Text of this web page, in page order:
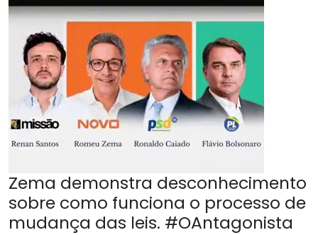
Zema demonstra desconhecimento
sobre como funciona o processo de
mudança das leis. #OAntagonista